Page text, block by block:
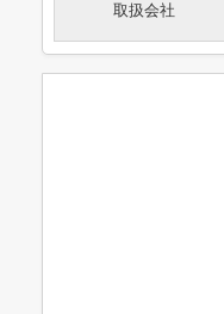
取扱会社